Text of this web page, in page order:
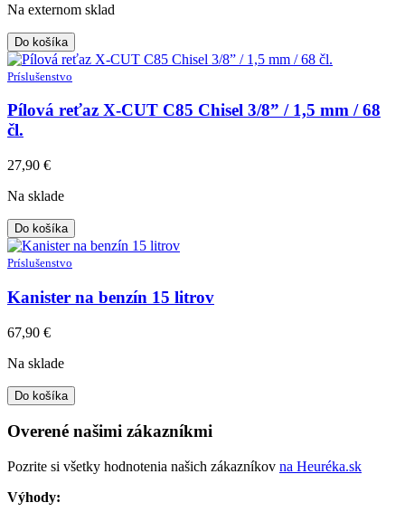
Na externom sklad
Do košíka
Príslušenstvo
Pílová reťaz X-CUT C85 Chisel 3/8” / 1,5 mm / 68
čl.
27,90 €
Na sklade
Do košíka
Príslušenstvo
Kanister na benzín 15 litrov
67,90 €
Na sklade
Do košíka
Overené našimi zákazníkmi
Pozrite si všetky hodnotenia našich zákazníkov na Heuréka.sk
Výhody: